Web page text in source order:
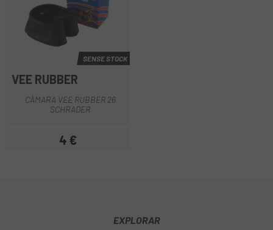
SENSE STOCK
VEE RUBBER
CÀMARA VEE RUBBER 26
SCHRADER
Preu
4 €
EXPLORAR